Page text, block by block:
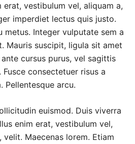
erat, vestibulum vel, aliquam a,
imperdiet lectus quis justo.
metus. Integer vulputate sem a
Mauris suscipit, ligula sit amet
cursus purus, vel sagittis
consectetuer risus a
Pellentesque arcu.
euismod. Duis viverra
enim erat, vestibulum vel,
velit. Maecenas lorem. Etiam